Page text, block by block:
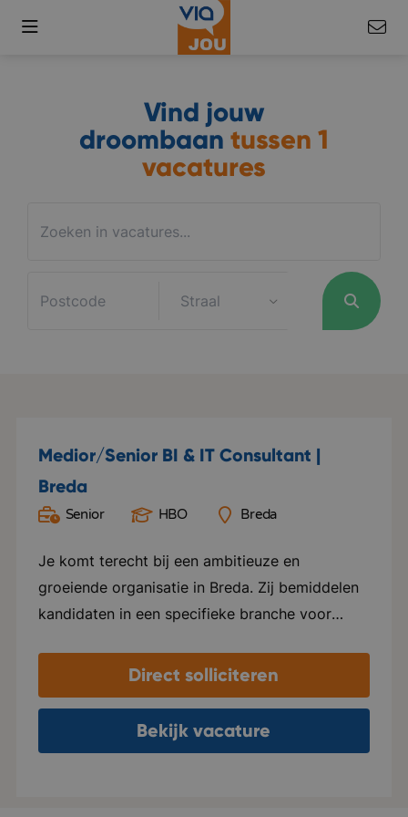
Vind jouw
droombaan tussen 1
vacatures
Medior/Senior BI & IT Consultant |
Breda
Senior HBO Breda
Je komt terecht bij een ambitieuze en
groeiende organisatie in Breda. Zij bemiddelen
kandidaten in een specifieke branche voor
voorop en mede daardoor zijn zij uitgegroeid
tot een bekende speler in hun vakgebied.
Daarnaast organiseren ze unieke en
toonaangevende evenementen voor hun
Direct solliciteren
Bekijk vacature